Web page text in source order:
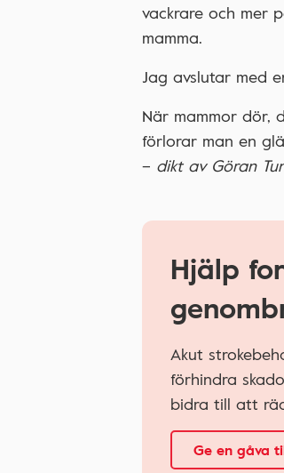
vackrare och mer
mamma.
Jag avslutar med
När mammor dör,
förlorar man en
– dikt av Göran
Hjälp
Akut
förhindra
bidra till att
Ge en gåva